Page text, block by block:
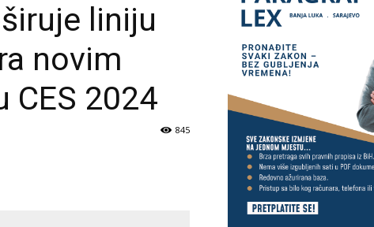
liniju
novim
CES 2024
845